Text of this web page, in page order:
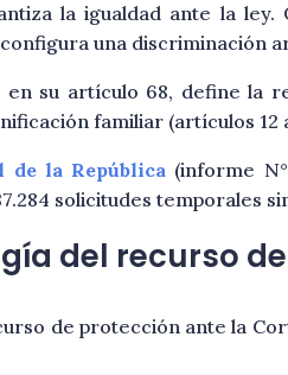
la igualdad ante la
una discriminación
en su artículo 68, define la
familiar (artículos 12
de la República (informe
solicitudes temporales
del recurso
de protección ante la